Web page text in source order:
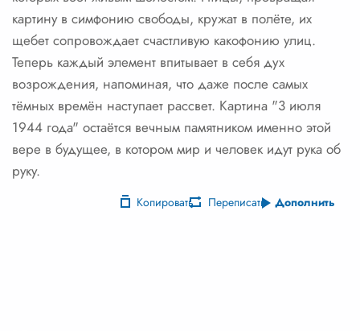
картину в симфонию свободы, кружат в полёте, их
щебет сопровождает счастливую какофонию улиц.
Теперь каждый элемент впитывает в себя дух
возрождения, напоминая, что даже после самых
тёмных времён наступает рассвет. Картина "3 июля
1944 года" остаётся вечным памятником именно этой
вере в будущее, в котором мир и человек идут рука об
руку.
Копировать Переписать Дополнить